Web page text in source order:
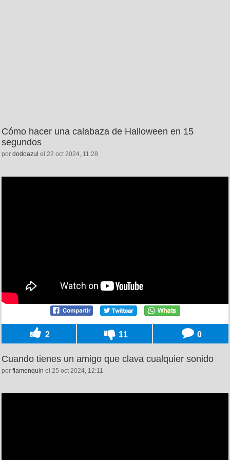
Cómo hacer una calabaza de Halloween en 15
segundos
por dodoazul el 22 oct 2024, 11:28
2 11 0
Cuando tienes un amigo que clava cualquier sonido
por flamenquin el 25 oct 2024, 12:11